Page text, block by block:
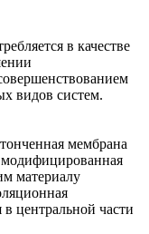
в качестве
видов систем.
мембрана
материалу
в центральной части